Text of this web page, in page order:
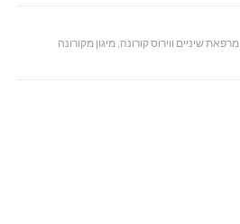
מרפאת שיניים ווירוס קורונה,מיגון מקורונה